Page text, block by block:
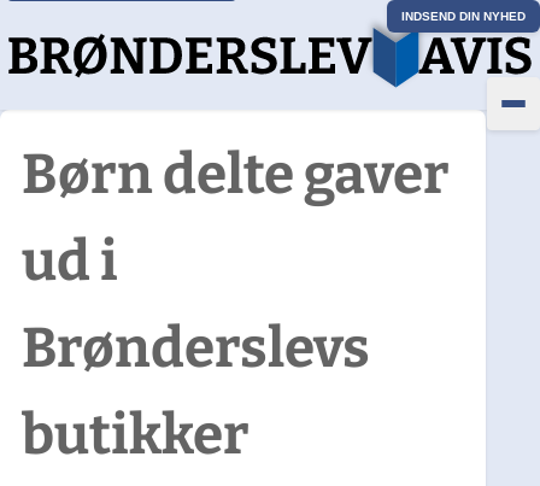
INDSEND DIN NYHED
Børn delte gaver
ud i
Brønderslevs
butikker